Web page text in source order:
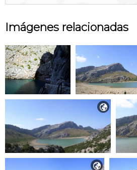
Imágenes relacionadas

